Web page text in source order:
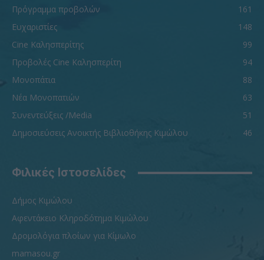
Πρόγραμμα προβολών
161
Ευχαριστίες
148
Cine Καλησπερίτης
99
Προβολές Cine Καλησπερίτη
94
Μονοπάτια
88
Νέα Μονοπατιών
63
Συνεντεύξεις /Media
51
Δημοσιεύσεις Ανοικτής Βιβλιοθήκης Κιμώλου
46
Φιλικές Ιστοσελίδες
Δήμος Κιμώλου
Αφεντάκειο Κληροδότημα Κιμώλου
Δρομολόγια πλοίων για Κίμωλο
mamasou.gr